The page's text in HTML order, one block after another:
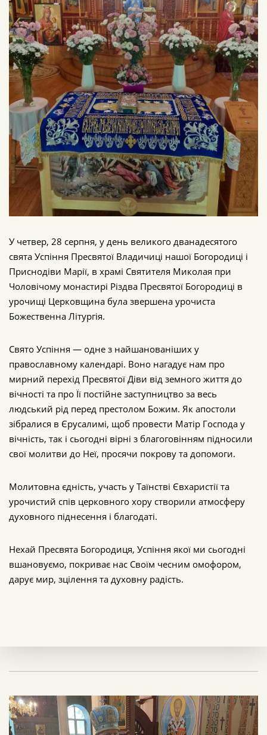
У четвер, 28 серпня, у день великого дванадесятого
свята Успіння Пресвятої Владичиці нашої Богородиці і
Приснодіви Марії, в храмі Святителя Миколая при
Чоловічому монастирі Різдва Пресвятої Богородиці в
урочищі Церковщина була звершена урочиста
Божественна Літургія.
Свято Успіння — одне з найшанованіших у
православному календарі. Воно нагадує нам про
мирний перехід Пресвятої Діви від земного життя до
вічності та про Її постійне заступництво за весь
людський рід перед престолом Божим. Як апостоли
зібралися в Єрусалимі, щоб провести Матір Господа у
вічність, так і сьогодні вірні з благоговінням підносили
свої молитви до Неї, просячи покрову та допомоги.
Молитовна єдність, участь у Таїнстві Євхаристії та
урочистий спів церковного хору створили атмосферу
духовного піднесення і благодаті.
Нехай Пресвята Богородиця, Успіння якої ми сьогодні
вшановуємо, покриває нас Своїм чесним омофором,
дарує мир, зцілення та духовну радість.